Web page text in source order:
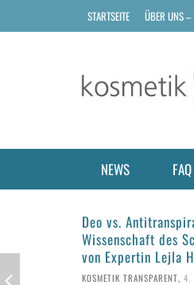
STARTSEITE ÜBER UNS –
NEWS
Deo vs
wirklich gegen
Schweißgeruch?
KOSMETIK TRANSPARENT, 1.